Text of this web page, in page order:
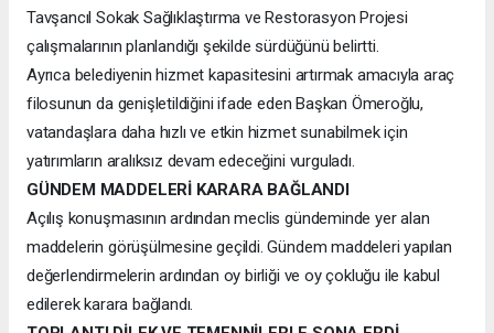
Tavşancıl Sokak Sağlıklaştırma ve Restorasyon Projesi
çalışmalarının planlandığı şekilde sürdüğünü belirtti.
Ayrıca belediyenin hizmet kapasitesini artırmak amacıyla araç
filosunun da genişletildiğini ifade eden Başkan Ömeroğlu,
vatandaşlara daha hızlı ve etkin hizmet sunabilmek için
yatırımların aralıksız devam edeceğini vurguladı.
GÜNDEM MADDELERİ KARARA BAĞLANDI
Açılış konuşmasının ardından meclis gündeminde yer alan
maddelerin görüşülmesine geçildi. Gündem maddeleri yapılan
değerlendirmelerin ardından oy birliği ve oy çokluğu ile kabul
edilerek karara bağlandı.